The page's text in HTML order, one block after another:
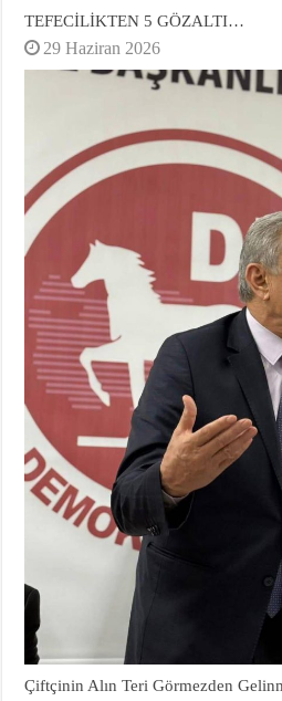
TEFECİLİKTEN 5 GÖZALTI…
29 Haziran 2026
Çiftçinin Alın Teri Görmezden